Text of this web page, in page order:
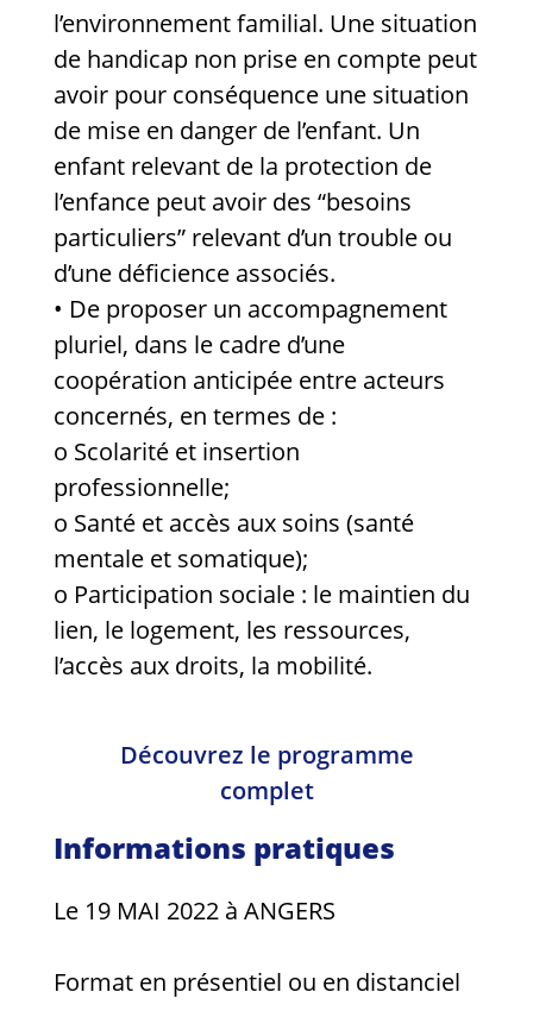
l’environnement familial. Une situation
de handicap non prise en compte peut
avoir pour conséquence une situation
de mise en danger de l’enfant. Un
enfant relevant de la protection de
l’enfance peut avoir des “besoins
particuliers” relevant d’un trouble ou
d’une déficience associés.
• De proposer un accompagnement
pluriel, dans le cadre d’une
coopération anticipée entre acteurs
concernés, en termes de :
o Scolarité et insertion
professionnelle;
o Santé et accès aux soins (santé
mentale et somatique);
o Participation sociale : le maintien du
lien, le logement, les ressources,
l’accès aux droits, la mobilité.
Découvrez le programme
complet
Informations pratiques
Le 19 MAI 2022 à ANGERS
Format en présentiel ou en distanciel